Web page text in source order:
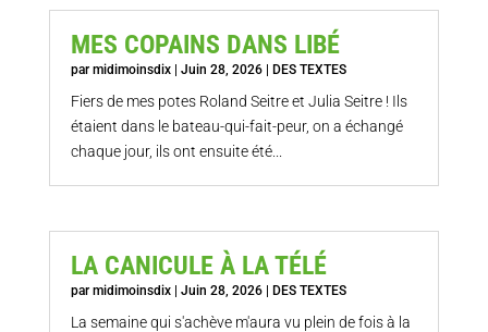
MES COPAINS DANS LIBÉ
par midimoinsdix| Juin 28, 2026| DES TEXTES
Fiers de mes potes Roland Seitre et Julia Seitre ! Ils
étaient dans le bateau-qui-fait-peur, on a échangé
chaque jour, ils ont ensuite été...
LA CANICULE À LA TÉLÉ
par midimoinsdix| Juin 28, 2026| DES TEXTES
La semaine qui s'achève m'aura vu plein de fois à la